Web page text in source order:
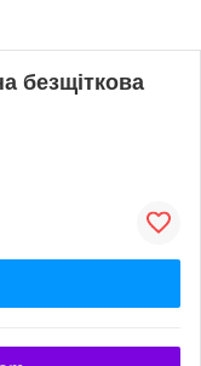
безщіткова